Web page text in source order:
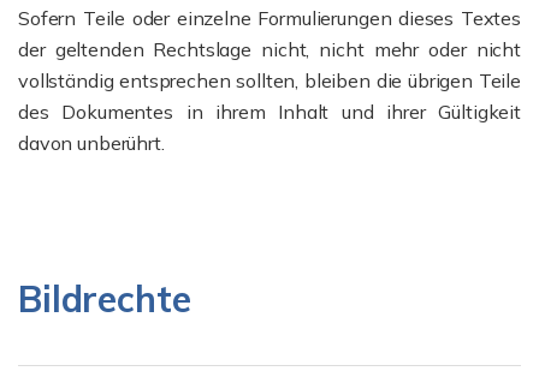
Sofern Teile oder einzelne Formulierungen dieses Textes
der geltenden Rechtslage nicht, nicht mehr oder nicht
vollständig entsprechen sollten, bleiben die übrigen Teile
des Dokumentes in ihrem Inhalt und ihrer Gültigkeit
davon unberührt.
Bildrechte